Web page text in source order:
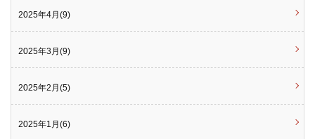
2025年4月(9)
2025年3月(9)
2025年2月(5)
2025年1月(6)